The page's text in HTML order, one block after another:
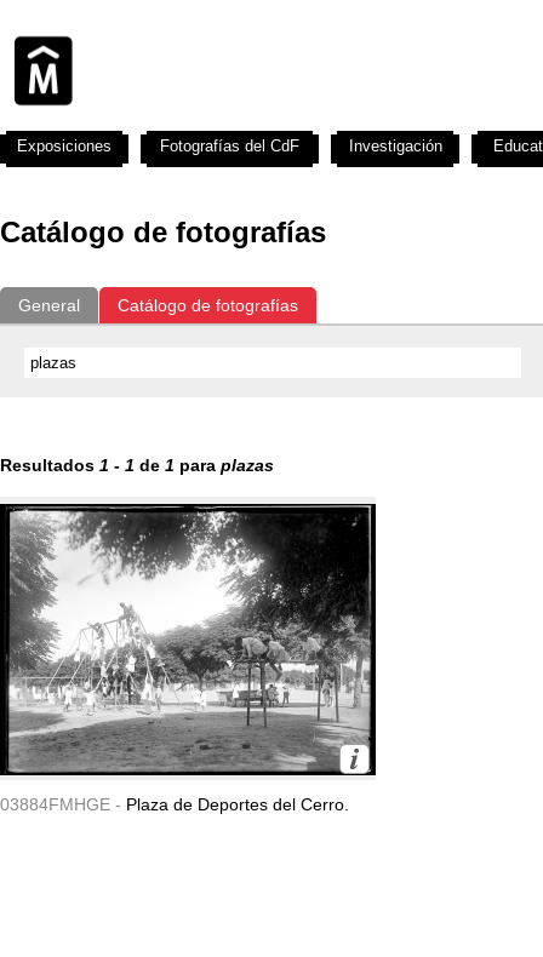
Catálogo de fotografías
General Catálogo de fotografías
Resultados 1 - 1 de 1 para plazas
03884FMHGE - Plaza de Deportes del Cerro.
Exposiciones Fotografías del CdF Investigación